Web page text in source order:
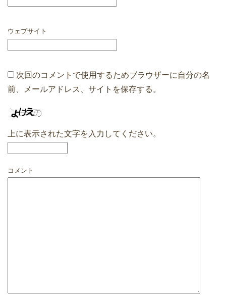
ウェブサイト
次回のコメントで使用するためブラウザーに自分の名
前、メールアドレス、サイトを保存する。
上に表示された文字を入力してください。
コメント